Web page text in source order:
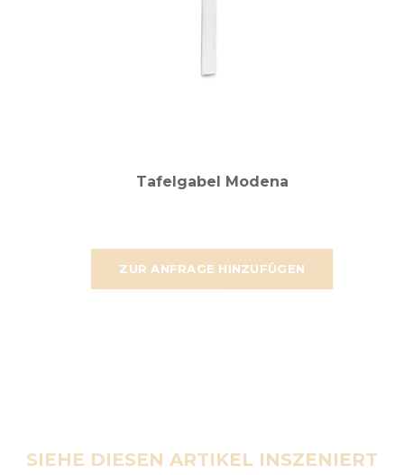
ZUR ANFRAGE HINZUFÜGEN
Tafelgabel Modena
SIEHE DIESEN ARTIKEL INSZENIERT